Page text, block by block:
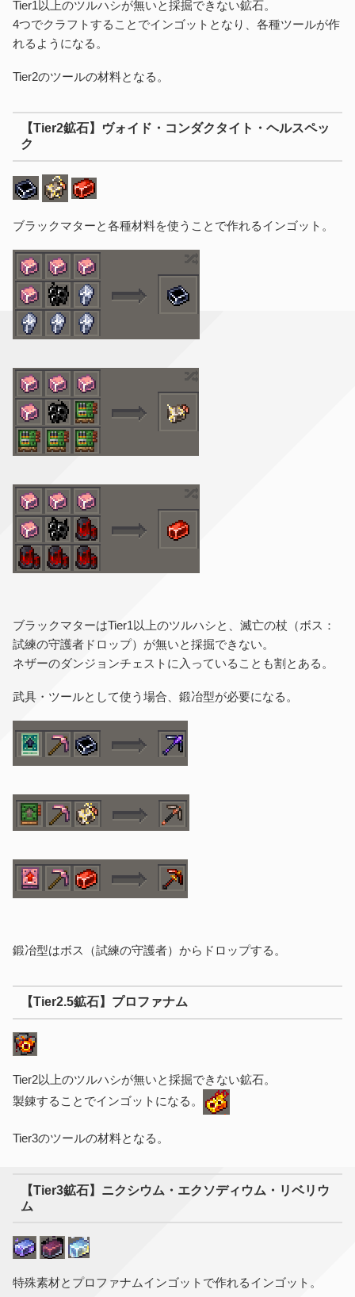
Tier1以上のツルハシが無いと採掘できない鉱石。
4つでクラフトすることでインゴットとなり、各種ツールが作
れるようになる。
Tier2のツールの材料となる。
【Tier2鉱石】ヴォイド・コンダクタイト・ヘルスペッ
ク
ブラックマターと各種材料を使うことで作れるインゴット。
ブラックマターはTier1以上のツルハシと、滅亡の杖（ボス：
試練の守護者ドロップ）が無いと採掘できない。
ネザーのダンジョンチェストに入っていることも割とある。
武具・ツールとして使う場合、鍛冶型が必要になる。
鍛冶型はボス（試練の守護者）からドロップする。
【Tier2.5鉱石】プロファナム
Tier2以上のツルハシが無いと採掘できない鉱石。
製錬することでインゴットになる。
Tier3のツールの材料となる。
【Tier3鉱石】ニクシウム・エクソディウム・リベリウ
ム
特殊素材とプロファナムインゴットで作れるインゴット。